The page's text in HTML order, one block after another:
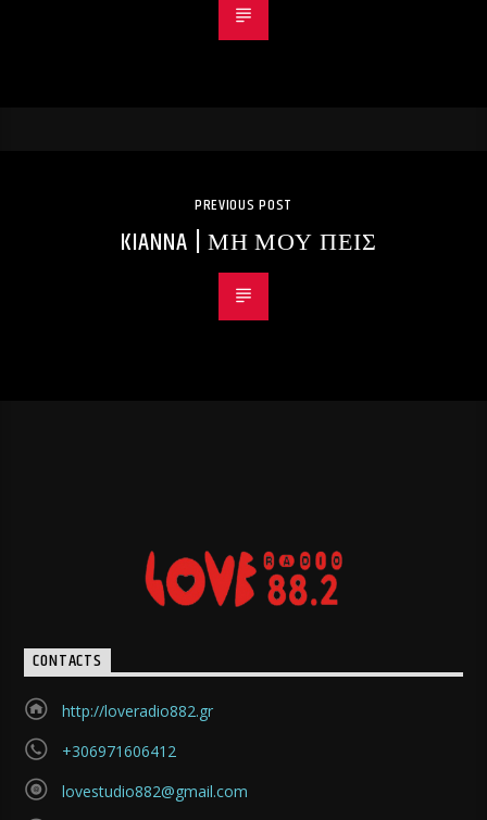
PREVIOUS POST
KIANNA | ΜΗ ΜΟΥ ΠΕΙΣ
CONTACTS
http://loveradio882.gr
+306971606412
lovestudio882@gmail.com